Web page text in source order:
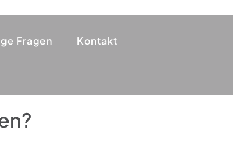
Fragen Kontakt